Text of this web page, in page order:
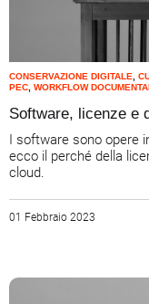
CONSERVAZIONE DIGITALE,
PEC, WORKFLOW
Software, licenze e
I software sono opere
ecco il perché della
cloud.
01 Febbraio 2023